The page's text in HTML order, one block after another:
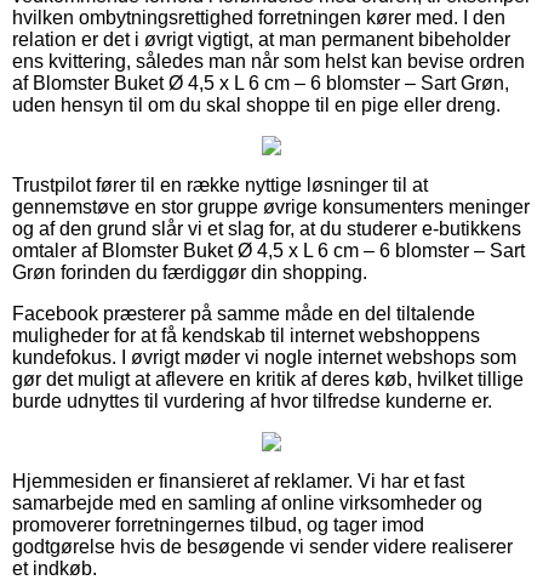
hvilken ombytningsrettighed forretningen kører med. I den
relation er det i øvrigt vigtigt, at man permanent bibeholder
ens kvittering, således man når som helst kan bevise ordren
af Blomster Buket Ø 4,5 x L 6 cm – 6 blomster – Sart Grøn,
uden hensyn til om du skal shoppe til en pige eller dreng.
Trustpilot fører til en række nyttige løsninger til at
gennemstøve en stor gruppe øvrige konsumenters meninger
og af den grund slår vi et slag for, at du studerer e-butikkens
omtaler af Blomster Buket Ø 4,5 x L 6 cm – 6 blomster – Sart
Grøn forinden du færdiggør din shopping.
Facebook præsterer på samme måde en del tiltalende
muligheder for at få kendskab til internet webshoppens
kundefokus. I øvrigt møder vi nogle internet webshops som
gør det muligt at aflevere en kritik af deres køb, hvilket tillige
burde udnyttes til vurdering af hvor tilfredse kunderne er.
Hjemmesiden er finansieret af reklamer. Vi har et fast
samarbejde med en samling af online virksomheder og
promoverer forretningernes tilbud, og tager imod
godtgørelse hvis de besøgende vi sender videre realiserer
et indkøb.